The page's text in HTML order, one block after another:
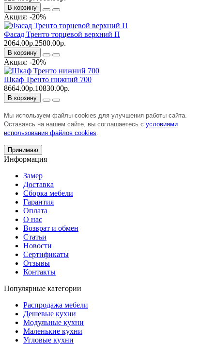
В корзину
Акция: -20%
Фасад Тренто торцевой верхний П
2064.00р.2580.00р.
В корзину
Акция: -20%
Шкаф Тренто нижний 700
8664.00р.10830.00р.
В корзину
Мы используем файлы cookies для улучшения работы сайта.
Оставаясь на нашем сайте, вы соглашаетесь с условиями
использования файлов cookies
Принимаю
Информация
Замер
Доставка
Сборка мебели
Гарантия
Оплата
О нас
Возврат и обмен
Статьи
Новости
Сертификаты
Отзывы
Контакты
Популярные категории
Распродажа мебели
Дешевые кухни
Модульные кухни
Маленькие кухни
Угловые кухни